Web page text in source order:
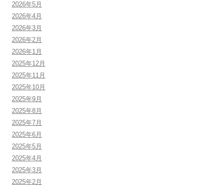
2026年5月
2026年4月
2026年3月
2026年2月
2026年1月
2025年12月
2025年11月
2025年10月
2025年9月
2025年8月
2025年7月
2025年6月
2025年5月
2025年4月
2025年3月
2025年2月